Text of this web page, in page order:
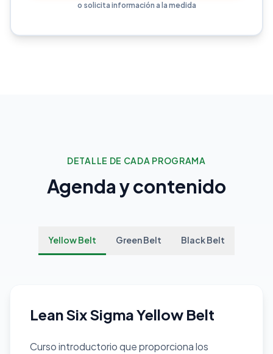
o solicita información a la medida
DETALLE DE CADA PROGRAMA
Agenda y contenido
Yellow Belt Green Belt Black Belt
Lean Six Sigma Yellow Belt
Curso introductorio que proporciona los